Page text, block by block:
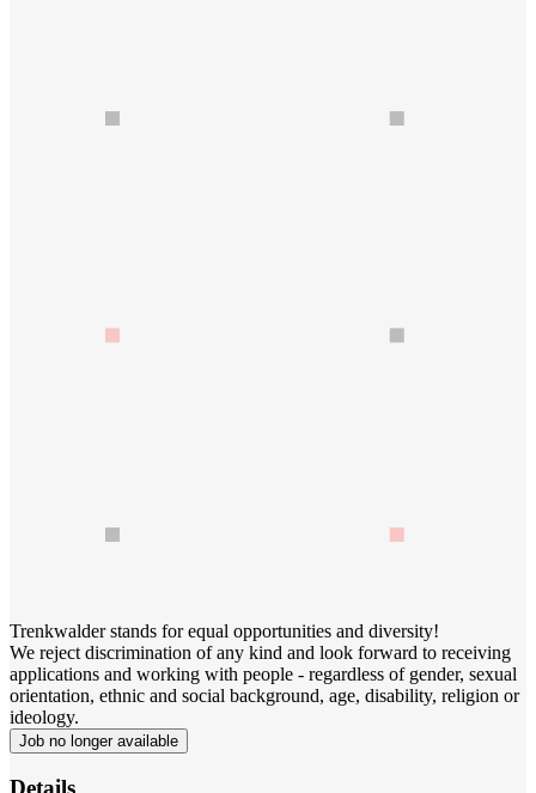
Trenkwalder stands for equal opportunities and diversity!
We reject discrimination of any kind and look forward to receiving
applications and working with people - regardless of gender, sexual
orientation, ethnic and social background, age, disability, religion or
ideology.
Job no longer available